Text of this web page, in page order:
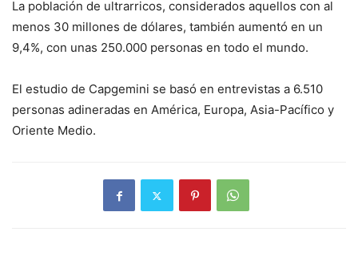
La población de ultrarricos, considerados aquellos con al
menos 30 millones de dólares, también aumentó en un
9,4%, con unas 250.000 personas en todo el mundo.
El estudio de Capgemini se basó en entrevistas a 6.510
personas adineradas en América, Europa, Asia-Pacífico y
Oriente Medio.